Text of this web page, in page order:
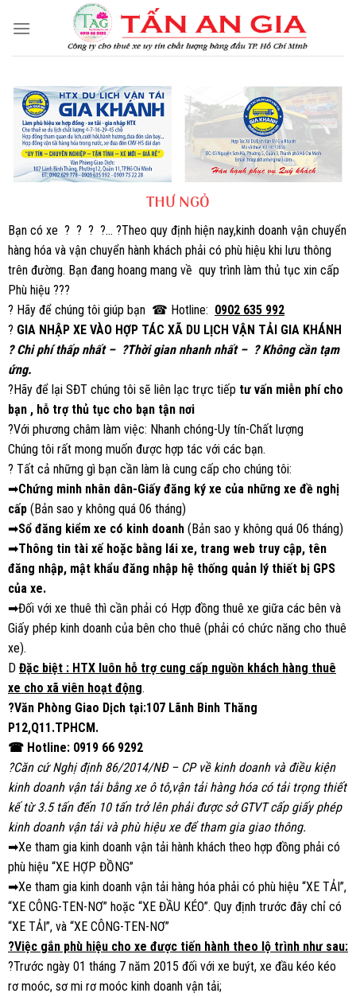
THƯ NGỎ
Bạn có xe ? ? ? ?… ?Theo quy định hiện nay,kinh doanh vận chuyển
hàng hóa và vận chuyển hành khách phải có phù hiệu khi lưu thông
trên đường. Bạn đang hoang mang về quy trình làm thủ tục xin cấp
Phù hiệu ???
? Hãy để chúng tôi giúp bạn ☎ Hotline: 0902 635 992
? GIA NHẬP XE VÀO HỢP TÁC XÃ DU LỊCH VẬN TẢI GIA KHÁNH
? Chi phí thấp nhất – ?Thời gian nhanh nhất – ? Không cần tạm
ứng.
?Hãy để lại SĐT chúng tôi sẽ liên lạc trực tiếp tư vấn miễn phí cho
bạn , hỗ trợ thủ tục cho bạn tận nơi
?Với phương châm làm việc: Nhanh chóng-Uy tín-Chất lượng
Chúng tôi rất mong muốn được hợp tác với các bạn.
? Tất cả những gì bạn cần làm là cung cấp cho chúng tôi:
➡Chứng minh nhân dân-Giấy đăng ký xe của những xe đề nghị
cấp (Bản sao y không quá 06 tháng)
➡Sổ đăng kiểm xe có kinh doanh (Bản sao y không quá 06 tháng)
➡Thông tin tài xế hoặc bằng lái xe, trang web truy cập, tên
đăng nhập, mật khẩu đăng nhập hệ thống quản lý thiết bị GPS
của xe.
➡Đối với xe thuê thì cần phải có Hợp đồng thuê xe giữa các bên và
Giấy phép kinh doanh của bên cho thuê (phải có chức năng cho thuê
xe).
D Đặc biệt : HTX luôn hỗ trợ cung cấp nguồn khách hàng thuê
xe cho xã viên hoạt động.
?Văn Phòng Giao Dịch tại:107 Lãnh Binh Thăng
P12,Q11.TPHCM.
☎ Hotline: 0919 66 9292
?Căn cứ Nghị định 86/2014/NĐ – CP về kinh doanh và điều kiện
kinh doanh vận tải bằng xe ô tô,vận tải hàng hóa có tải trọng thiết
kế từ 3.5 tấn đến 10 tấn trở lên phải được sở GTVT cấp giấy phép
kinh doanh vận tải và phù hiệu xe để tham gia giao thông.
➡Xe tham gia kinh doanh vận tải hành khách theo hợp đồng phải có
phù hiệu “XE HỢP ĐỒNG”
➡Xe tham gia kinh doanh vận tải hàng hóa phải có phù hiệu “XE TẢI”,
“XE CÔNG-TEN-NƠ” hoặc “XE ĐẦU KÉO”. Quy định trước đây chỉ có
“XE TẢI”, và “XE CÔNG-TEN-NƠ”
?Việc gắn phù hiệu cho xe được tiến hành theo lộ trình như sau:
?Trước ngày 01 tháng 7 năm 2015 đối với xe buýt, xe đầu kéo kéo
rơ moóc, sơ mi rơ moóc kinh doanh vận tải;